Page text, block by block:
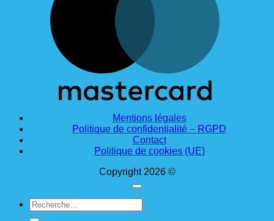
Mentions légales
Politique de confidentialité – RGPD
Contact
Politique de cookies (UE)
Copyright 2026 ©
Recherche
pour :